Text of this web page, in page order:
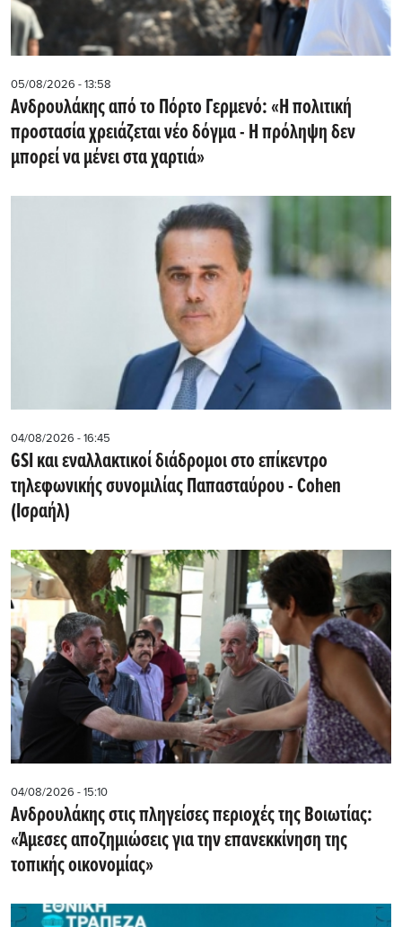
05/08/2026 - 13:58
Ανδρουλάκης από το Πόρτο Γερμενό: «Η πολιτική
προστασία χρειάζεται νέο δόγμα - Η πρόληψη δεν
μπορεί να μένει στα χαρτιά»
04/08/2026 - 16:45
GSI και εναλλακτικοί διάδρομοι στο επίκεντρο
τηλεφωνικής συνομιλίας Παπασταύρου - Cohen
(Ισραήλ)
04/08/2026 - 15:10
Ανδρουλάκης στις πληγείσες περιοχές της Βοιωτίας:
«Άμεσες αποζημιώσεις για την επανεκκίνηση της
τοπικής οικονομίας»